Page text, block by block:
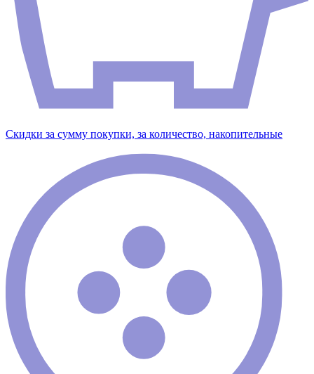
Скидки за сумму покупки, за количество, накопительные